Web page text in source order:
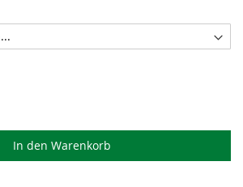
In den Warenkorb